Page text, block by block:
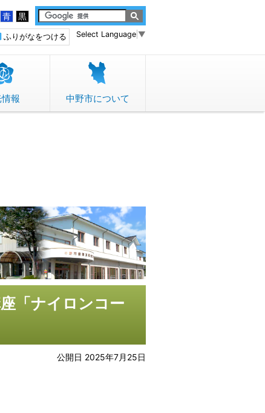
青 黒
Select Language ▼
ふりがなをつける
報 中野市について
「ナイロンコー
公開日 2025年7月25日